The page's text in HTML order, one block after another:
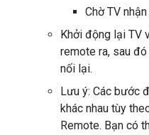
Chờ TV
Khởi động lại TV
remote ra, sau
nối lại.
Lưu ý: Các bước
khác nhau tùy
Remote. Bạn có